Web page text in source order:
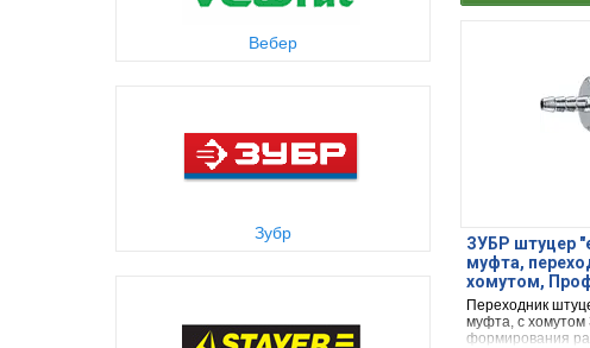
Вебер
Зубр
ЗУБР штуцер
муфта,
хомутом,
Переходник
муфта, с
формирования